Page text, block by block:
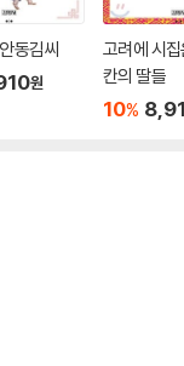
동김씨
원
고려에 시
칸의 딸들
10%